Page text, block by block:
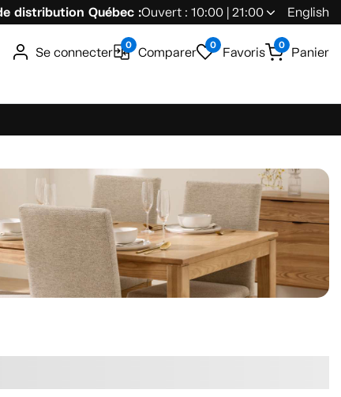
distribution Québec :Ouvert : 10:00 | 21:00 English
Se connecter 0 Comparer 0 Favoris 0 Panier